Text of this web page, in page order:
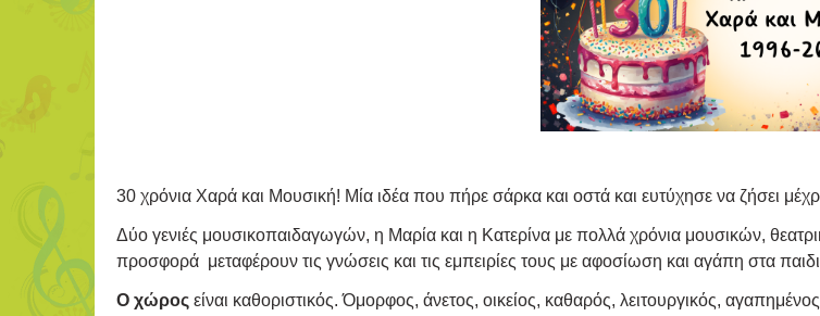
30 χρόνια Χαρά και Μουσική! Μία ιδέα που πήρε σάρκα και οστά και ευτύχησε να ζήσει
Δύο γενιές μουσικοπαιδαγωγών, η Μαρία και η Κατερίνα με πολλά χρόνια μουσικών,
προσφορά μεταφέρουν τις γνώσεις και τις εμπειρίες τους με αφοσίωση και αγάπη στα
Ο χώρος είναι καθοριστικός. Όμορφος, άνετος, οικείος, καθαρός, λειτουργικός,